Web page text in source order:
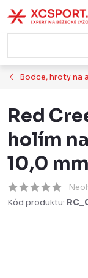
na
obsah
Bodce, hroty na
Red
holím
10,0 mm
Kód produktu: